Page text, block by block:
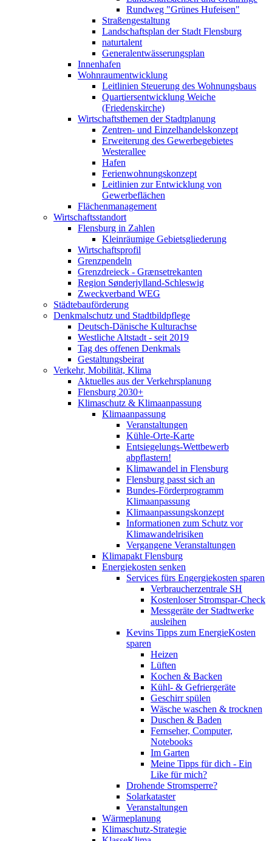
Rundweg "Grünes Hufeisen"
Straßengestaltung
Landschaftsplan der Stadt Flensburg
naturtalent
Generalentwässerungsplan
Innenhafen
Wohnraumentwicklung
Leitlinien Steuerung des Wohnungsbaus
Quartiersentwicklung Weiche
(Friedenskirche)
Wirtschaftsthemen der Stadtplanung
Zentren- und Einzelhandelskonzept
Erweiterung des Gewerbegebietes
Westerallee
Hafen
Ferienwohnungskonzept
Leitlinien zur Entwicklung von
Gewerbeflächen
Flächenmanagement
Wirtschaftsstandort
Flensburg in Zahlen
Kleinräumige Gebietsgliederung
Wirtschaftsprofil
Grenzpendeln
Grenzdreieck - Grænsetrekanten
Region Sønderjylland-Schleswig
Zweckverband WEG
Städtebauförderung
Denkmalschutz und Stadtbildpflege
Deutsch-Dänische Kulturachse
Westliche Altstadt - seit 2019
Tag des offenen Denkmals
Gestaltungsbeirat
Verkehr, Mobilität, Klima
Aktuelles aus der Verkehrsplanung
Flensburg 2030+
Klimaschutz & Klimaanpassung
Klimaanpassung
Veranstaltungen
Kühle-Orte-Karte
Entsiegelungs-Wettbewerb
abpflastern!
Klimawandel in Flensburg
Flensburg passt sich an
Bundes-Förderprogramm
Klimaanpassung
Klimaanpassungskonzept
Informationen zum Schutz vor
Klimawandelrisiken
Vergangene Veranstaltungen
Klimapakt Flensburg
Energiekosten senken
Services fürs Engergiekosten sparen
Verbraucherzentrale SH
Kostenloser Stromspar-Check
Messgeräte der Stadtwerke
ausleihen
Kevins Tipps zum EnergieKosten
sparen
Heizen
Lüften
Kochen & Backen
Kühl- & Gefriergeräte
Geschirr spülen
Wäsche waschen & trocknen
Duschen & Baden
Fernseher, Computer,
Notebooks
Im Garten
Meine Tipps für dich - Ein
Like für mich?
Drohende Stromsperre?
Solarkataster
Veranstaltungen
Wärmeplanung
Klimaschutz-Strategie